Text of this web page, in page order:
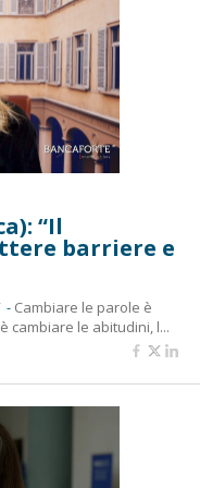
“Il
barriere e
- Cambiare le parole è
cambiare le abitudini, l...